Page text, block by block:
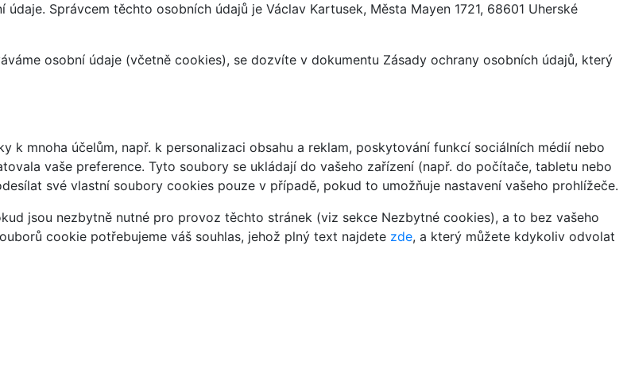
Správcem těchto osobních údajů je Václav Kartusek, Města Mayen 1721, 68601 Uherské
osobní údaje (včetně cookies), se dozvíte v dokumentu Zásady ochrany osobních údajů, který
mnoha účelům, např. k personalizaci obsahu a reklam, poskytování funkcí sociálních médií nebo
vaše preference. Tyto soubory se ukládají do vašeho zařízení (např. do počítače, tabletu nebo
své vlastní soubory cookies pouze v případě, pokud to umožňuje nastavení vašeho prohlížeče.
jsou nezbytně nutné pro provoz těchto stránek (viz sekce Nezbytné cookies), a to bez vašeho
cookie potřebujeme váš souhlas, jehož plný text najdete zde, a který můžete kdykoliv odvolat